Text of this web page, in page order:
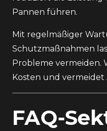
Pannen führen.
Mit regelmäßiger
Schutzmaßnahmen
Probleme vermeiden.
Kosten und vermeidet
FAQ-